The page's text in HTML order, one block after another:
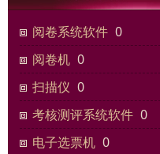
阅卷系统软件 0
阅卷机 0
扫描仪 0
考核测评系统软件 0
电子选票机 0